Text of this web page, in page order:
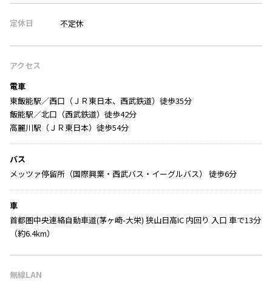
定休日 不定休
アクセス
電車
東飯能駅／西口（ＪＲ東日本、西武鉄道）徒歩35分
飯能駅／北口（西武鉄道）徒歩42分
高麗川駅（ＪＲ東日本）徒歩54分
バス
メッツァ停留所（国際興業・西武バス・イーグルバス） 徒歩6分
車
首都圏中央連絡自動車道(茅ヶ崎-大栄) 狭山日高IC 内回り 入口 車で13分
（約6.4km）
無線LAN